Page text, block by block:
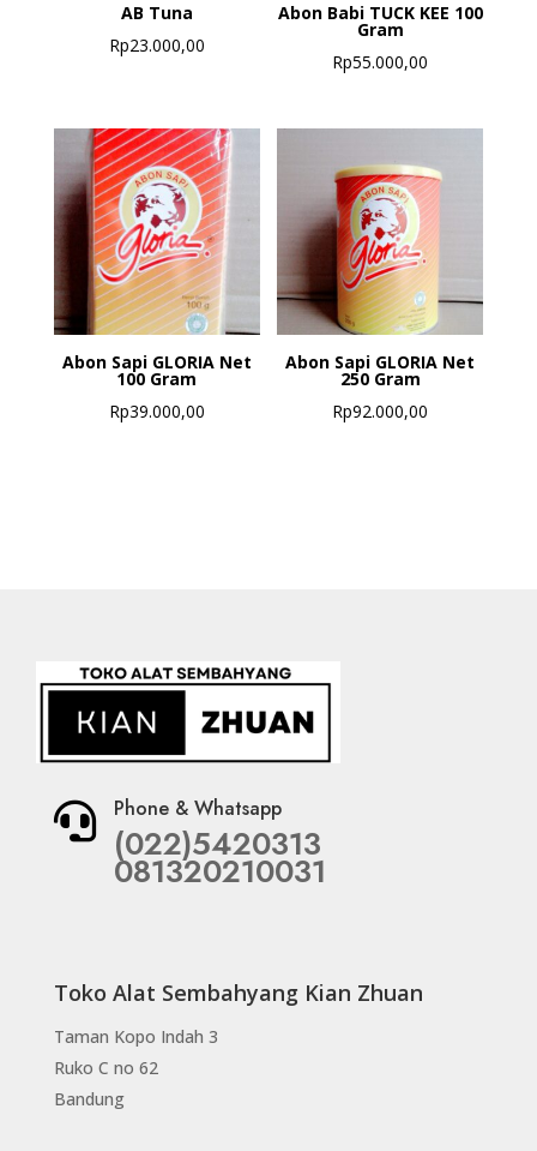
AB Tuna
Rp23.000,00
Abon Babi TUCK KEE 100
Gram
Rp55.000,00
Abon Sapi GLORIA Net
100 Gram
Rp39.000,00
Abon Sapi GLORIA Net
250 Gram
Rp92.000,00
 Phone & Whatsapp
(022)5420313
081320210031
Toko Alat Sembahyang Kian Zhuan
Taman Kopo Indah 3
Ruko C no 62
Bandung